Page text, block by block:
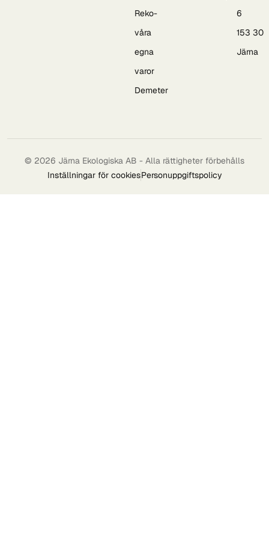
Reko-
våra
egna
varor
Demeter
6
153 30
Järna
© 2026 Järna Ekologiska AB - Alla rättigheter förbehålls
Inställningar för cookiesPersonuppgiftspolicy